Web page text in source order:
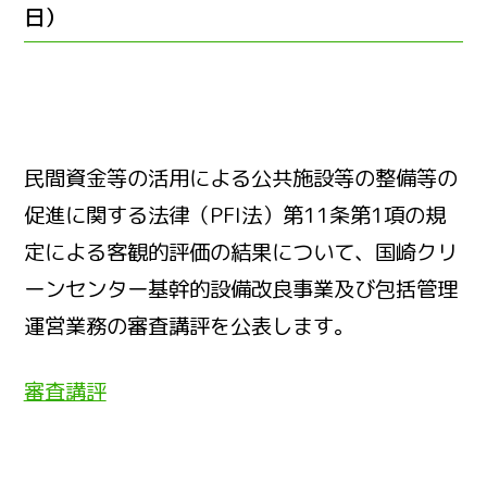
日）
民間資金等の活用による公共施設等の整備等の
促進に関する法律（PFI法）第11条第1項の規
定による客観的評価の結果について、国崎クリ
ーンセンター基幹的設備改良事業及び包括管理
運営業務の審査講評を公表します。
審査講評